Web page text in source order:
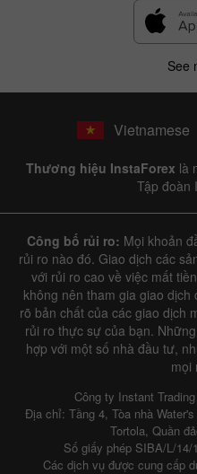
See
Vietnamese
Thương hiệu InstaForex là
Tập đoàn
Công bố rủi ro: Mọi khoản
rủi ro nào đó. Giao dịch các
với rủi ro cao về việc mất
không nên tham gia giao
rõ bản chất của các giao dịch
rủi ro thực sự của bạn.
hợp với một số nhà đầu tư,
mọi
Công ty Instant
Địa chỉ: Tầng 4, Tòa nhà
Tortola, Quần
Số giấy phép SIBA/L/
Các dịch vụ được cung cấp